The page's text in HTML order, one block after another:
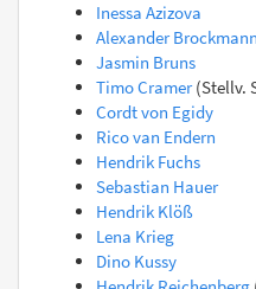
Inessa Azizova
Alexander Brockmann
Jasmin Bruns
Timo Cramer(Stellv.
Cordt von Egidy
Rico van Endern
Hendrik Fuchs
Sebastian Hauer
Hendrik Klöß
Lena Krieg
Dino Kussy